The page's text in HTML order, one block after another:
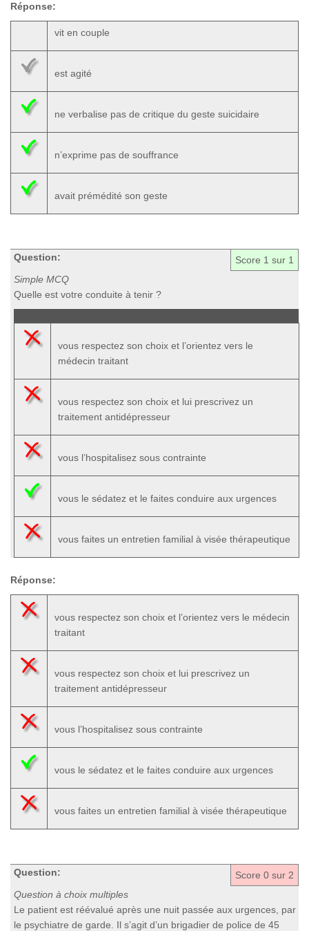
Réponse:
vit en couple
est agité
ne verbalise pas de critique du geste suicidaire
n’exprime pas de souffrance
avait prémédité son geste
Score 1 sur 1
Question:
Simple MCQ
Quelle est votre conduite à tenir ?
vous respectez son choix et l’orientez vers le
médecin traitant
vous respectez son choix et lui prescrivez un
traitement antidépresseur
vous l’hospitalisez sous contrainte
vous le sédatez et le faites conduire aux urgences
vous faites un entretien familial à visée thérapeutique
Réponse:
vous respectez son choix et l’orientez vers le médecin
traitant
vous respectez son choix et lui prescrivez un
traitement antidépresseur
vous l’hospitalisez sous contrainte
vous le sédatez et le faites conduire aux urgences
vous faites un entretien familial à visée thérapeutique
Score 0 sur 2
Question:
Question à choix multiples
Le patient est réévalué après une nuit passée aux urgences, par
le psychiatre de garde. Il s’agit d’un brigadier de police de 45